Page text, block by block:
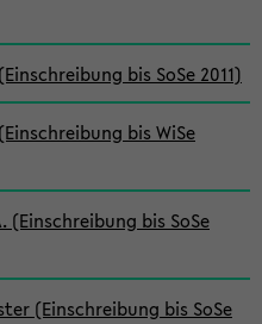
bis SoSe 2011)
bis WiSe
bis SoSe
(Einschreibung bis SoSe